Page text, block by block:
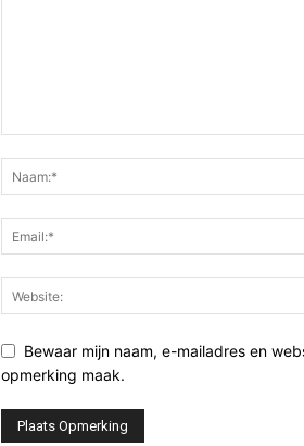
Bewaar mijn naam, e-mailadres en
opmerking maak.